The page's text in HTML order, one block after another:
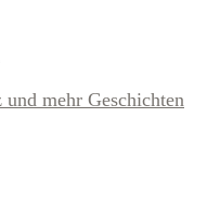
mehr Geschichten